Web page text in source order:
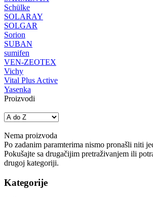
Schülke
SOLARAY
SOLGAR
Sorion
SUBAN
sumifen
VEN-ZEOTEX
Vichy
Vital Plus Active
Yasenka
Proizvodi
Nema proizvoda
Po zadanim paramterima nismo pronašli niti
Pokušajte sa drugačijim pretraživanjem ili
drugoj kategoriji.
Kategorije